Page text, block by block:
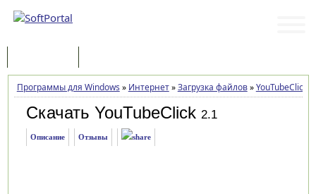
Программы для Windows » Интернет»Загрузка файлов»YouTubeClick
Скачать YouTubeClick 2.1
Описание Отзывы